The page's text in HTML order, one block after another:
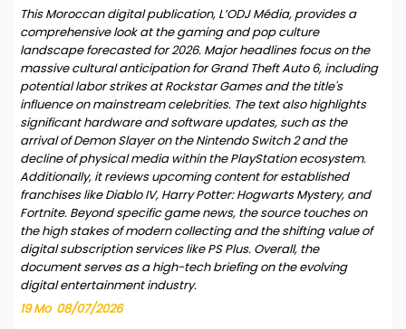
This Moroccan digital publication, L’ODJ Média, provides a
comprehensive look at the gaming and pop culture
landscape forecasted for 2026. Major headlines focus on the
massive cultural anticipation for Grand Theft Auto 6, including
potential labor strikes at Rockstar Games and the title's
influence on mainstream celebrities. The text also highlights
significant hardware and software updates, such as the
arrival of Demon Slayer on the Nintendo Switch 2 and the
decline of physical media within the PlayStation ecosystem.
Additionally, it reviews upcoming content for established
franchises like Diablo IV, Harry Potter: Hogwarts Mystery, and
Fortnite. Beyond specific game news, the source touches on
the high stakes of modern collecting and the shifting value of
digital subscription services like PS Plus. Overall, the
document serves as a high-tech briefing on the evolving
digital entertainment industry.
19 Mo 08/07/2026